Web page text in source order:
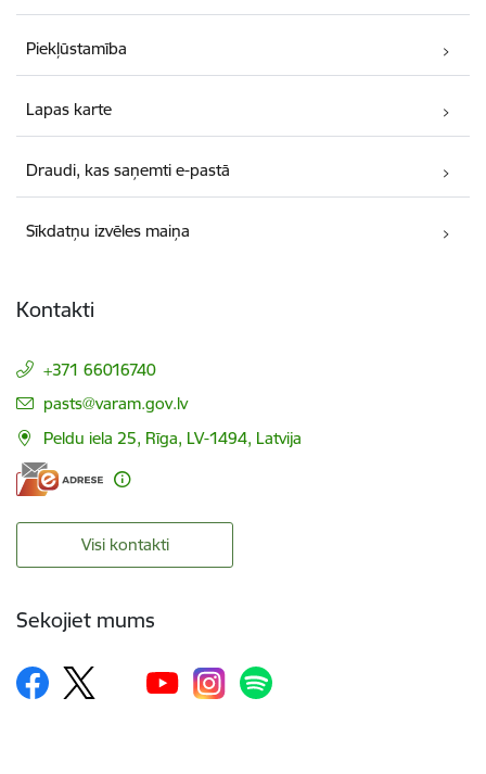
Piekļūstamība
Lapas karte
Draudi, kas saņemti e-pastā
Sīkdatņu izvēles maiņa
Kontakti
+371 66016740
E-pasts:
pasts@varam.gov.lv
Peldu iela 25, Rīga, LV-1494, Latvija
Visi kontakti
Sekojiet mums